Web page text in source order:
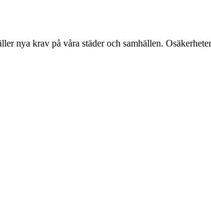
nya krav på våra städer och samhällen.